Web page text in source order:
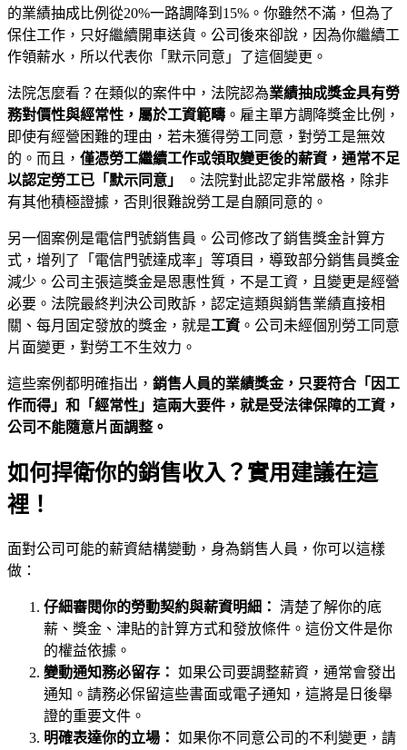
的業績抽成比例從20%一路調降到15%。你雖然不滿，但為了
保住工作，只好繼續開車送貨。公司後來卻說，因為你繼續工
作領薪水，所以代表你「默示同意」了這個變更。
法院怎麼看？在類似的案件中，法院認為業績抽成獎金具有勞
務對價性與經常性，屬於工資範疇 。雇主單方調降獎金比例，
即使有經營困難的理由，若未獲得勞工同意，對勞工是無效
的。而且， 僅憑勞工繼續工作或領取變更後的薪資，通常不足
以認定勞工已「默示同意」
。法院對此認定非常嚴格，除非
有其他積極證據，否則很難說勞工是自願同意的。
另一個案例是電信門號銷售員。公司修改了銷售獎金計算方
式，增列了「電信門號達成率」等項目，導致部分銷售員獎金
減少。公司主張這獎金是恩惠性質，不是工資，且變更是經營
必要。法院最終判決公司敗訴，認定這類與銷售業績直接相
關、每月固定發放的獎金，就是工資。公司未經個別勞工同意
片面變更，對勞工不生效力。
這些案例都明確指出， 銷售人員的業績獎金，只要符合「因工
作而得」和「經常性」這兩大要件，就是受法律保障的工資，
公司不能隨意片面調整。
如何捍衛你的銷售收入？實用建議在這
裡！
面對公司可能的薪資結構變動，身為銷售人員，你可以這樣
做：
仔細審閱你的勞動契約與薪資明細： 清楚了解你的底
薪、獎金、津貼的計算方式和發放條件。這份文件是你
的權益依據。
變動通知務必留存： 如果公司要調整薪資，通常會發出
通知。請務必保留這些書面或電子通知，這將是日後舉
證的重要文件。
明確表達你的立場： 如果你不同意公司的不利變更，請